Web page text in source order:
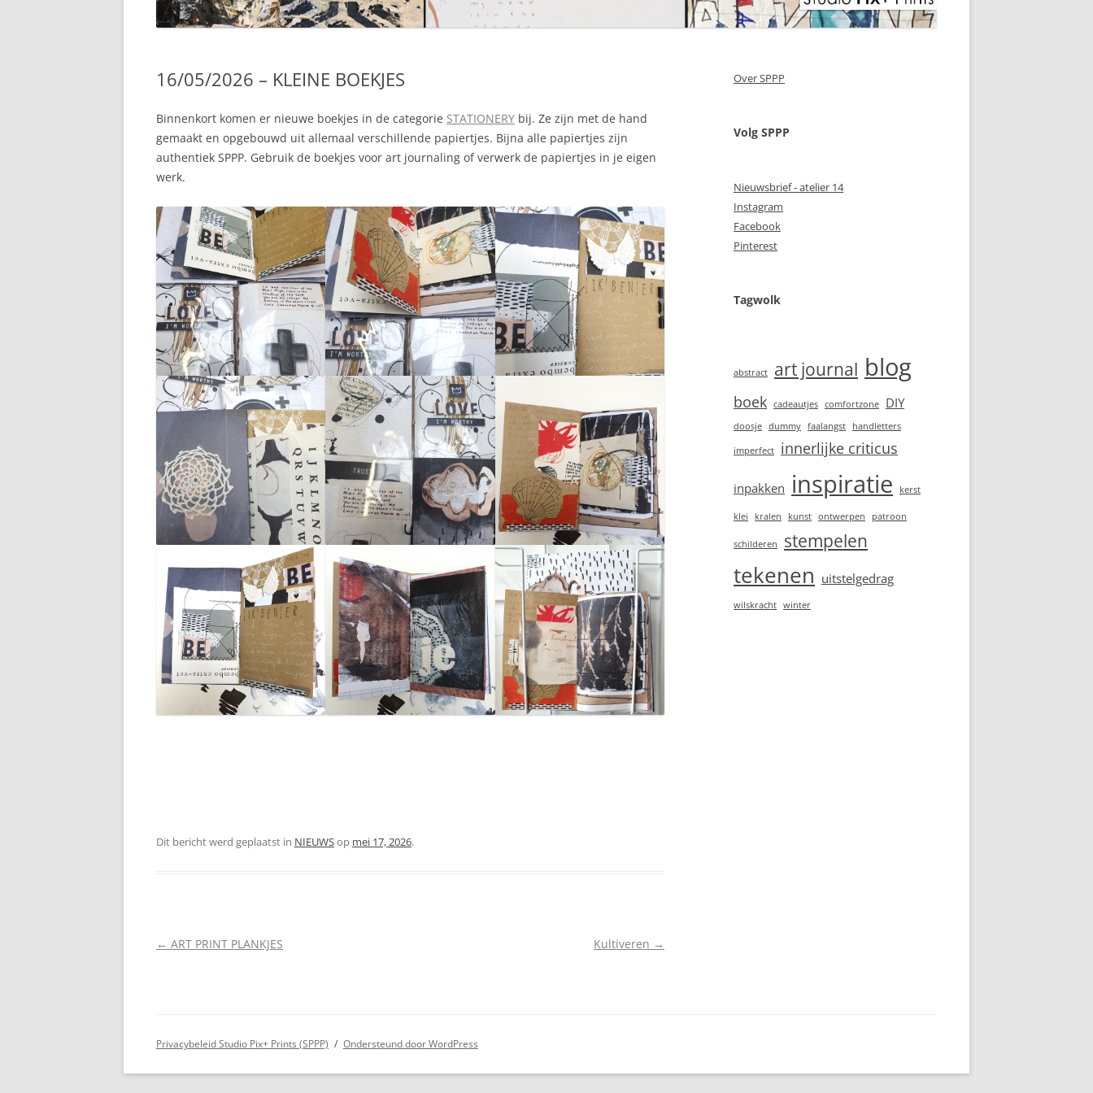
16/05/2026 – KLEINE BOEKJES
Binnenkort komen er nieuwe boekjes in de categorie STATIONERY bij. Ze zijn met de hand
gemaakt en opgebouwd uit allemaal verschillende papiertjes. Bijna alle papiertjes zijn
authentiek SPPP. Gebruik de boekjes voor art journaling of verwerk de papiertjes in je eigen
werk.
Dit bericht werd geplaatst in NIEUWSop mei 17, 2026.
Berichtnavigatie
← ART PRINT PLANKJES Kultiveren →
Over SPPP
Volg SPPP
Nieuwsbrief - atelier 14
Instagram
Facebook
Pinterest
Tagwolk
abstract art journal blog
boek cadeautjes comfortzone DIY
doosje dummy faalangst handletters
imperfect innerlijke criticus
inpakken inspiratie kerst
klei kralen kunst ontwerpen patroon
schilderen stempelen
tekenen uitstelgedrag
wilskracht winter
Privacybeleid Studio Pix+ Prints (SPPP) Ondersteund door WordPress